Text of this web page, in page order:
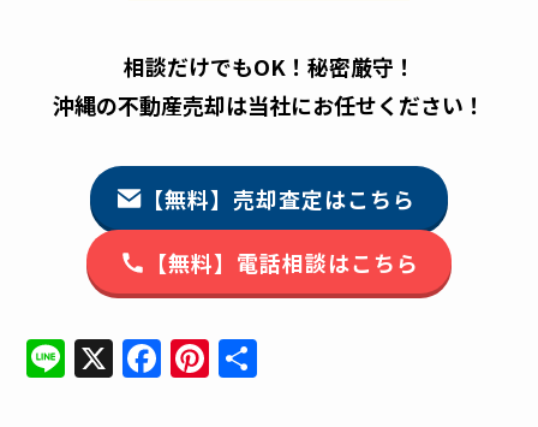
相談だけでもOK！秘密厳守！
沖縄の不動産売却は当社にお任せください！
【無料】売却査定はこちら
【無料】電話相談はこちら
Li
n
X F
a
Pi
n
共